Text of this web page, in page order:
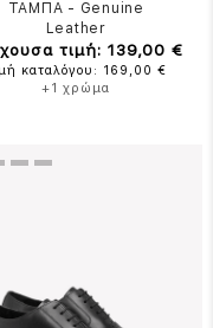
ΤΑΜΠΑ - Genuine
Leather
τιμή: 139,00 €
καταλόγου: 169,00 €
+1 χρώμα